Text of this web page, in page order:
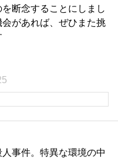
断念することにしまし
があれば、ぜひまた挑
事件。特異な環境の中